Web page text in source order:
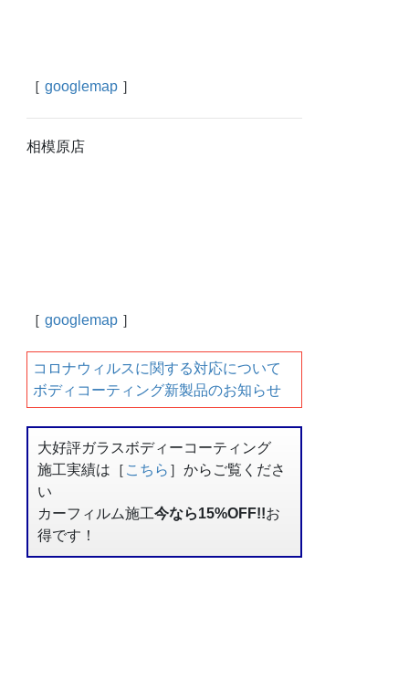
［googlemap ］
相模原店
［googlemap ］
コロナウィルスに関する対応について
ボディコーティング新製品のお知らせ
大好評ガラスボディーコーティング
施工実績は［ こちら ］からご覧くださ
い
カーフィルム施工今なら15%OFF!!お
得です！